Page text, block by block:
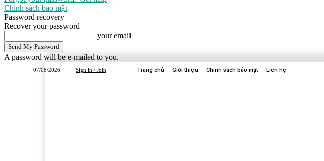
Chính sách bảo mật
Password recovery
Recover your password
your email
A password will be e-mailed to you.
07/08/2026 Sign in / Join Trang chủ Giới thiệu Chính sách bảo mật Liên hệ